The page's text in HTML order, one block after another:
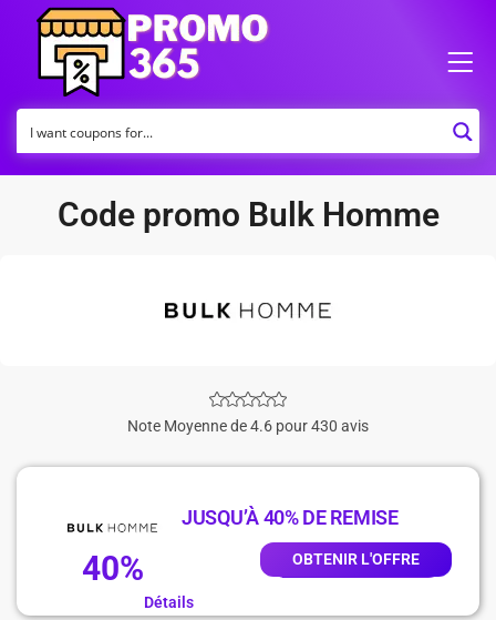
Code promo Bulk Homme
Note Moyenne de 4.6 pour 430 avis
40%
JUSQU’À 40% DE REMISE
OBTENIR L'OFFRE
Détails